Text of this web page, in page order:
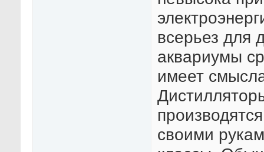
всерьез для
аквариумы
имеет
своими